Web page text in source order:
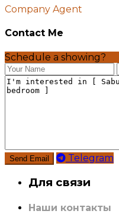
Company Agent
Contact Me
Schedule a showing?
Telegram
Для связи
Наши контакты